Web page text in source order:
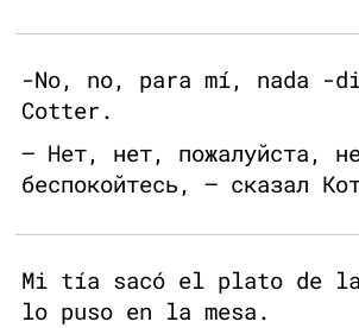
-No, no, para mí, nada
Cotter.
— Нет, нет, пожалуйста,
беспокойтесь, — сказал
Mi tía sacó el plato de la
lo puso en la mesa.